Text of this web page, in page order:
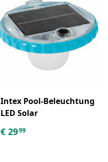
Intex Pool-Beleuchtung
LED Solar
€ 2999